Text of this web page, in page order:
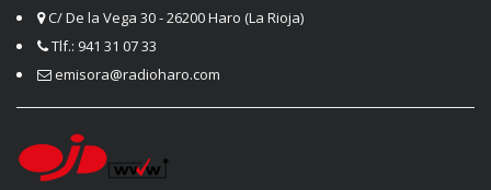
C/ De la Vega 30 - 26200 Haro (La Rioja)
Tlf.: 941 31 07 33
emisora@radioharo.com